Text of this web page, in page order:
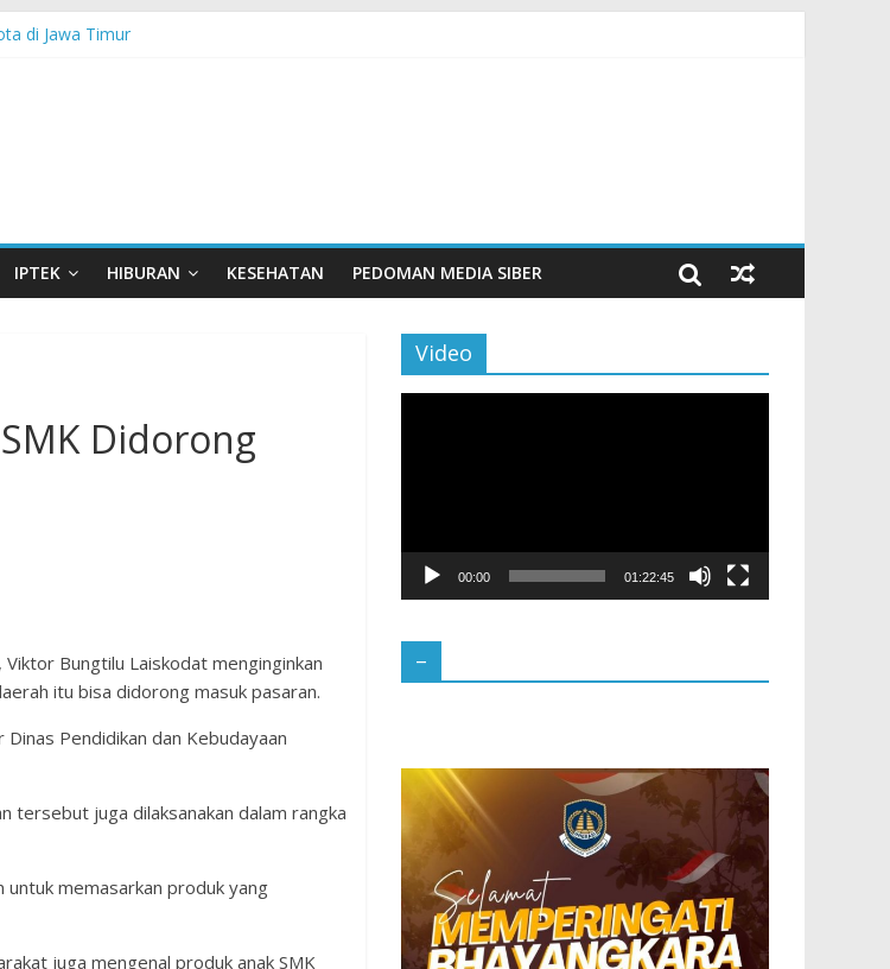
di Jawa Timur
Pertahanan Udara TNI AL Hadapi Ancaman Maritim Modern
Masuk Desa, PLN Edukasi Keselamatan
IPTEK HIBURAN KESEHATAN PEDOMAN MEDIA SIBER
Didorong
Bungtilu Laiskodat menginginkan
itu bisa didorong masuk pasaran.
Pendidikan dan Kebudayaan
tersebut juga dilaksanakan dalam rangka
memasarkan produk yang
juga mengenal produk anak SMK
Video
00:00 01:22:45
–